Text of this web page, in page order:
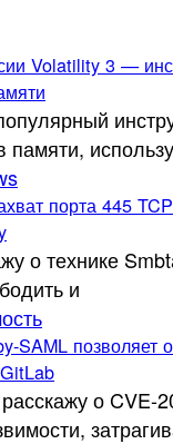
Volatility 3 —
памяти,
порта 445
о технике
и
SAML позволяет
о CVE-